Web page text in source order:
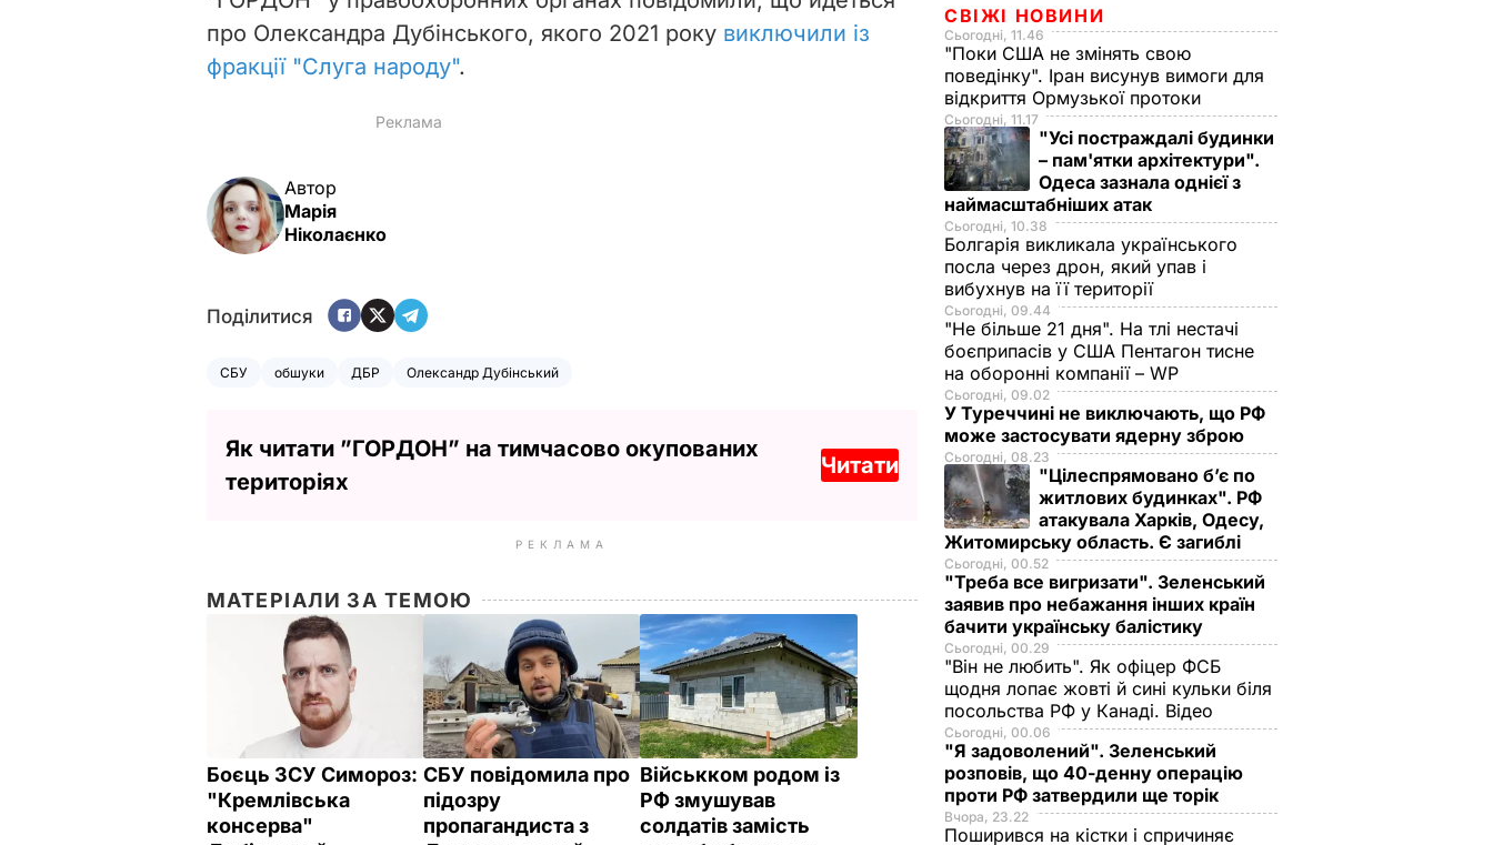
про Олександра Дубінського, якого 2021 року виключили із
фракції "Слуга народу".
Автор
Марія
Ніколаєнко
Поділитися
СБУ обшуки ДБР Олександр Дубінський
Як читати ”ГОРДОН” на тимчасово окупованих
територіях
Читати
РЕКЛАМА
МАТЕРІАЛИ ЗА ТЕМОЮ
Боєць ЗСУ Симороз:
"Кремлівська
консерва"
СБУ повідомила про
підозру
пропагандиста з
Військком родом із
РФ змушував
солдатів замість
СВІЖІ НОВИНИ
Сьогодні, 11.46
"Поки США не змінять свою
поведінку". Іран висунув вимоги для
відкриття Ормузької протоки
Сьогодні, 11.17
"Усі постраждалі будинки
– пам'ятки архітектури".
Одеса зазнала однієї з
наймасштабніших атак
Сьогодні, 10.38
Болгарія викликала українського
посла через дрон, який упав і
вибухнув на її території
Сьогодні, 09.44
"Не більше 21 дня". На тлі нестачі
боєприпасів у США Пентагон тисне
на оборонні компанії – WP
Сьогодні, 09.02
У Туреччині не виключають, що РФ
може застосувати ядерну зброю
Сьогодні, 08.23
"Цілеспрямовано бʼє по
житлових будинках". РФ
атакувала Харків, Одесу,
Житомирську область. Є загиблі
Сьогодні, 00.52
"Треба все вигризати". Зеленський
заявив про небажання інших країн
бачити українську балістику
Сьогодні, 00.29
"Він не любить". Як офіцер ФСБ
щодня лопає жовті й сині кульки біля
посольства РФ у Канаді. Відео
Сьогодні, 00.06
"Я задоволений". Зеленський
розповів, що 40-денну операцію
проти РФ затвердили ще торік
Вчора, 23.22
Поширився на кістки і спричиняє